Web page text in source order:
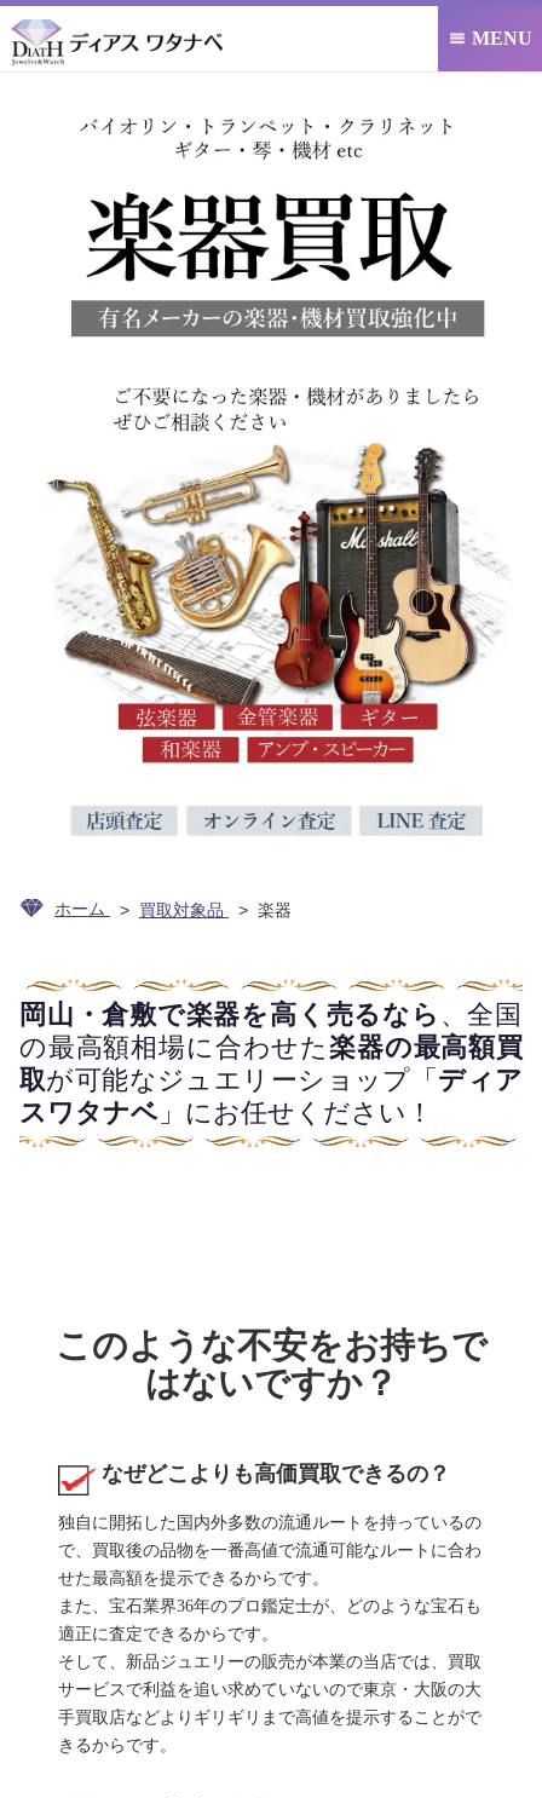
 MENU
ホーム 買取対象品 楽器
岡山・倉敷で楽器を高く売るなら 、全国
の最高額相場に合わせた楽器の最高額買
取が可能なジュエリーショップ「 ディア
スワタナベ 」にお任せください！
このような不安をお持ちで
はないですか？
なぜどこよりも高価買取できるの？
独自に開拓した国内外多数の流通ルートを持っているの
で、買取後の品物を一番高値で流通可能なルートに合わ
せた最高額を提示できるからです。
また、宝石業界36年のプロ鑑定士が、どのような宝石も
適正に査定できるからです。
そして、新品ジュエリーの販売が本業の当店では、買取
サービスで利益を追い求めていないので東京・大阪の大
手買取店などよりギリギリまで高値を提示することがで
きるからです。